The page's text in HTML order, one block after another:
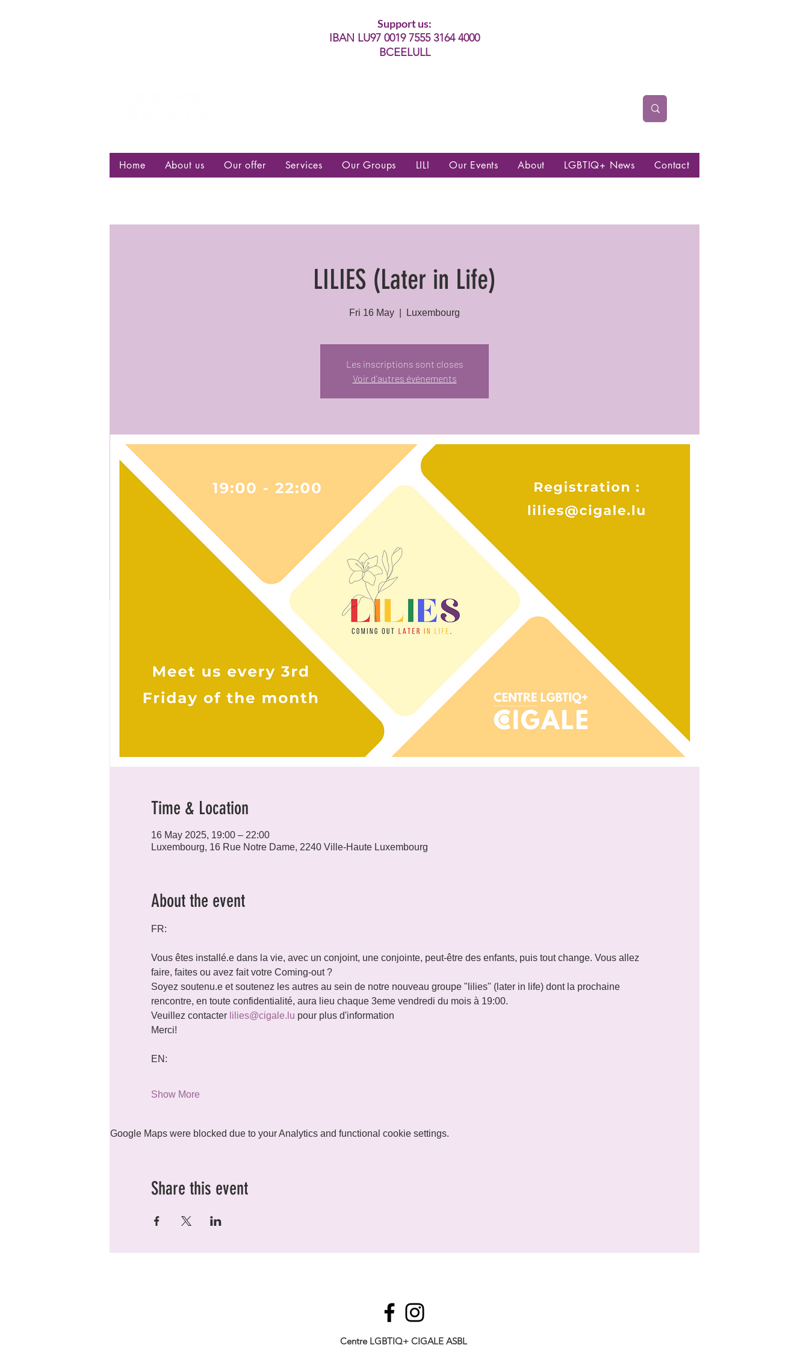
Support us:
IBAN LU97 0019 7555 3164 4000
BCEELULL
Home About us Our offer Services Our Groups LILI Our Events About LGBTIQ+ News Contact
LILIES (Later in Life)
Fri 16 May Luxembourg
Les inscriptions sont closes
Voir d'autres événements
Time & Location
16 May 2025, 19:00 – 22:00
Luxembourg, 16 Rue Notre Dame, 2240 Ville-Haute Luxembourg
About the event
FR:
Vous êtes installé.e dans la vie, avec un conjoint, une conjointe, peut-être des enfants, puis tout change. Vous allez
faire, faites ou avez fait votre Coming-out ?
Soyez soutenu.e et soutenez les autres au sein de notre nouveau groupe "lilies" (later in life) dont la prochaine
rencontre, en toute confidentialité, aura lieu chaque 3eme vendredi du mois à 19:00.
Veuillez contacter lilies@cigale.lu pour plus d'information
Merci!
EN:
Show More
Google Maps were blocked due to your Analytics and functional cookie settings.
Share this event
Centre LGBTIQ+ CIGALE ASBL